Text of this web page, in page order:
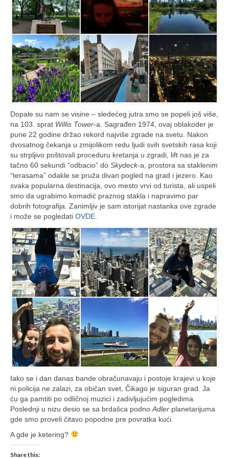
Dopale su nam se visine – sledećeg jutra smo se popeli još više,
na 103. sprat Willis Tower-a. Sagrađen 1974, ovaj oblakoder je
pune 22 godine držao rekord najviše zgrade na svetu. Nakon
dvosatnog čekanja u zmijolikom redu ljudi svih svetskih rasa koji
su strpljivo poštovali proceduru kretanja u zgradi, lift nas je za
tačno 60 sekundi “odbacio” do Skydeck-a, prostora sa staklenim
“terasama” odakle se pruža divan pogled na grad i jezero. Kao
svaka popularna destinacija, ovo mesto vrvi od turista, ali uspeli
smo da ugrabimo komadić praznog stakla i napravimo par
dobrih fotografija. Zanimljiv je sam istorijat nastanka ove zgrade
i može se pogledati OVDE
Iako se i dan danas bande obračunavaju i postoje krajevi u koje
ni policija ne zalazi, za običan svet, Čikago je siguran grad. Ja
ću ga pamtiti po odličnoj muzici i zadivljujućim pogledima.
Poslednji u nizu desio se sa brdašca podno Adler planetarijuma
gde smo proveli čitavo popodne pre povratka kući.
A gde je ketering?
Share this: